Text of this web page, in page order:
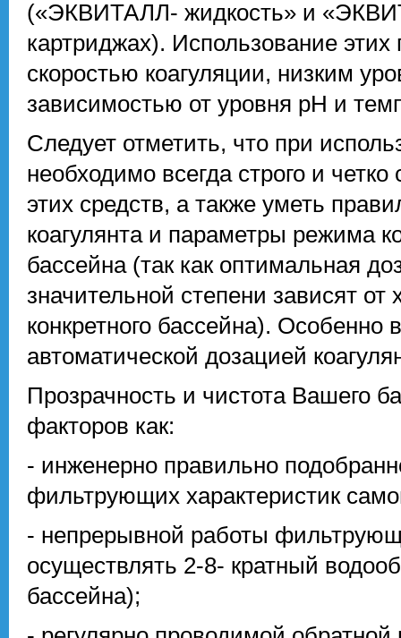
(«ЭКВИТАЛЛ- жидкость» и
картриджах). Использование этих
скоростью коагуляции, низким
зависимостью от уровня pH и
Следует отметить, что при
необходимо всегда строго и
этих средств, а также уметь
коагулянта и параметры режима
бассейна (так как оптимальная
значительной степени зависят
конкретного бассейна). Особенно
автоматической дозацией
Прозрачность и чистота Вашего
факторов как:
- инженерно правильно
фильтрующих характеристик
- непрерывной работы
осуществлять 2-8- кратный
бассейна);